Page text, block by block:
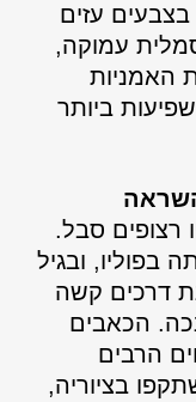
בצבעים עזים
עמוקה,
האמניות
ביותר
רצופים סבל.
בפוליו, ובגיל
דרכים קשה
הכאבים
הרבים
בציוריה,